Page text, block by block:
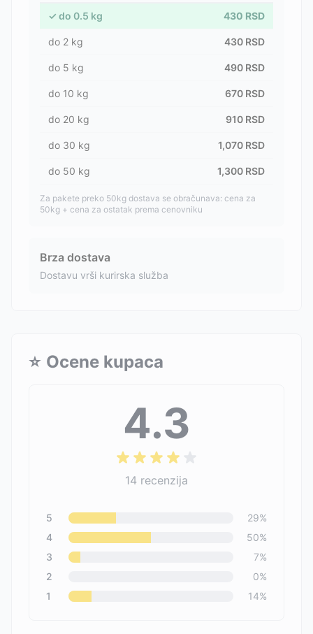
✓ do 0.5 kg 430 RSD
do 2 kg 430 RSD
do 5 kg 490 RSD
do 10 kg 670 RSD
do 20 kg 910 RSD
do 30 kg 1,070 RSD
do 50 kg 1,300 RSD
Za pakete preko 50kg dostava se obračunava: cena za
50kg + cena za ostatak prema cenovniku
Brza dostava
Dostavu vrši kurirska služba
⭐ Ocene kupaca
4.3
14 recenzija
5 29%
4
50%
3
7%
2
0%
1
14%